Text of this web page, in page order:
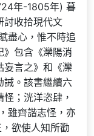
年-1805年) 暮
討收拾現代文
盡心，惟不時追
包含《灤陽消
妄言之》和《灤
誡。該書繼續六
；洸洋恣肆，
雖齊諧志怪，亦
欲使人知所勸